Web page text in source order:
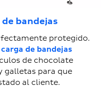
bandejas
protegido.
de bandejas
de chocolate
galletas para que
al cliente.